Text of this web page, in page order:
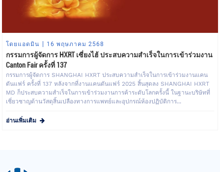
โดยแอดมิน 16 พฤษภาคม 2568
กรรมการผู้จัดการ HXRT เซี่ยงไฮ้ ประสบความสำเร็จในการเข้าร่วมงาน
Canton Fair ครั้งที่ 137
กรรมการผู้จัดการ SHANGHAI HXRT ประสบความสำเร็จในการเข้าร่วมงานแคน
ตันแฟร์ ครั้งที่ 137 หลังจากที่งานแคนตันแฟร์ 2025 สิ้นสุดลง SHANGHAI HXRT
MD ก็ประสบความสำเร็จในการเข้าร่วมงานการค้าระดับโลกครั้งนี้ ในฐานะบริษัทที่
เชี่ยวชาญด้านวัสดุสิ้นเปลืองทางการแพทย์และอุปกรณ์ห้องปฏิบัติการ...
อ่านเพิ่มเติม